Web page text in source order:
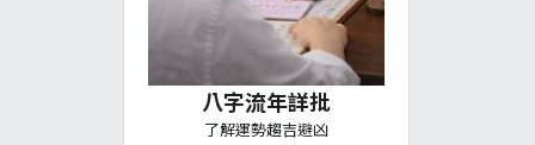
八字流年詳批
了解運勢趨吉避凶